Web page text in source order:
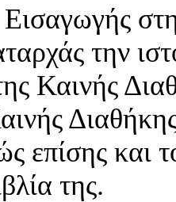
την
Καινής
επίσης και
της.